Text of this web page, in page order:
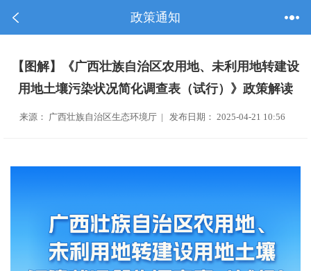
政策通知
【图解】《广西壮族自治区农用地、未利用地转建设
用地土壤污染状况简化调查表（试行）》政策解读
来源： 广西壮族自治区生态环境厅 | 发布日期： 2025-04-21 10:56